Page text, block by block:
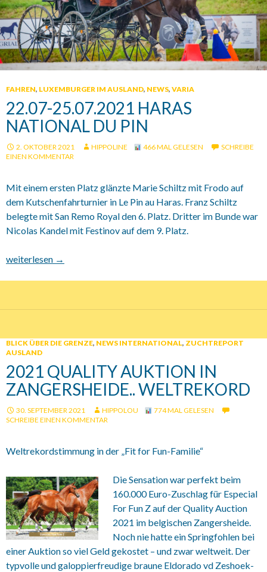
FAHREN, LUXEMBURGER IM AUSLAND, NEWS, VARIA
22.07-25.07.2021 HARAS
NATIONAL DU PIN
2. OKTOBER 2021 HIPPOLINE 466 MAL GELESEN
SCHREIBE
EINEN KOMMENTAR
Mit einem ersten Platz glänzte Marie Schiltz mit Frodo auf
dem Kutschenfahrturnier in Le Pin au Haras. Franz Schiltz
belegte mit San Remo Royal den 6. Platz. Dritter im Bunde war
Nicolas Kandel mit Festinov auf dem 9. Platz.
22.07-25.07.2021 Haras National du Pin
weiterlesen →
BLICK ÜBER DIE GRENZE, NEWS INTERNATIONAL, ZUCHTREPORT
AUSLAND
2021 QUALITY AUKTION IN
ZANGERSHEIDE.. WELTREKORD
30. SEPTEMBER 2021 HIPPOLOU
774 MAL GELESEN
SCHREIBE EINEN KOMMENTAR
Weltrekordstimmung in der „Fit for Fun-Familie“
Die Sensation war perfekt beim
160.000 Euro-Zuschlag für Especial
For Fun Z auf der Quality Auction
2021 im belgischen Zangersheide.
Noch nie hatte ein Springfohlen bei
einer Auktion so viel Geld gekostet – und zwar weltweit. Der
typvolle und galoppierfreudige braune Eldorado vd Zeshoek-